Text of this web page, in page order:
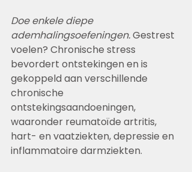
Doe enkele diepe
ademhalingsoefeningen. Gestrest
voelen? Chronische stress
bevordert ontstekingen en is
gekoppeld aan verschillende
chronische
ontstekingsaandoeningen,
waaronder reumatoïde artritis,
hart- en vaatziekten, depressie en
inflammatoire darmziekten.